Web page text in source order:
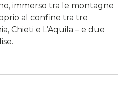
immerso tra le montagne
al confine tra tre
Chieti e L’Aquila – e due